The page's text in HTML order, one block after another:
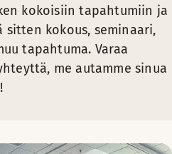
kokoisiin tapahtumiin ja
sitten kokous, seminaari,
tapahtuma. Varaa
me autamme sinua